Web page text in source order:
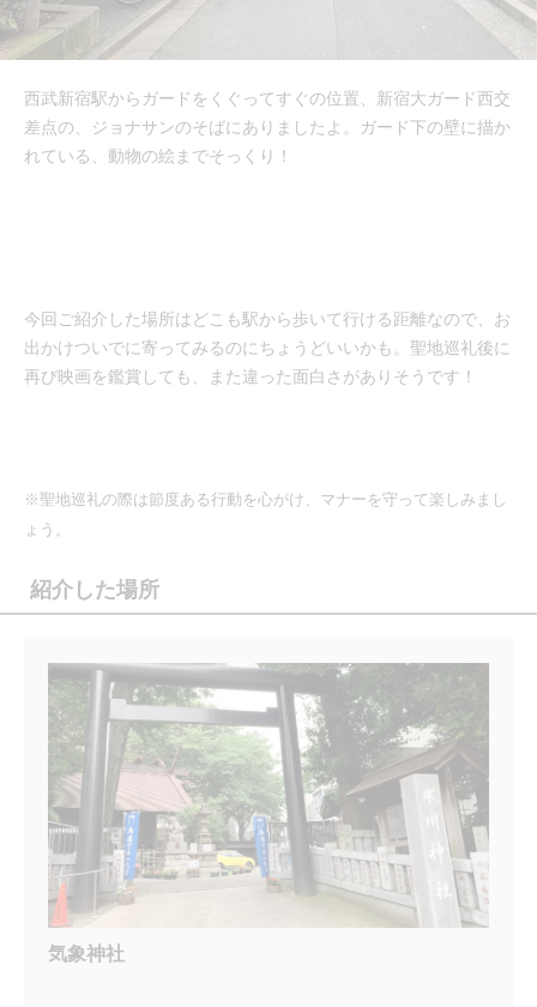
西武新宿駅からガードをくぐってすぐの位置、新宿大ガード西交
差点の、ジョナサンのそばにありましたよ。ガード下の壁に描か
れている、動物の絵までそっくり！
今回ご紹介した場所はどこも駅から歩いて行ける距離なので、お
出かけついでに寄ってみるのにちょうどいいかも。聖地巡礼後に
再び映画を鑑賞しても、また違った面白さがありそうです！
※聖地巡礼の際は節度ある行動を心がけ、マナーを守って楽しみまし
ょう。
紹介した場所
気象神社